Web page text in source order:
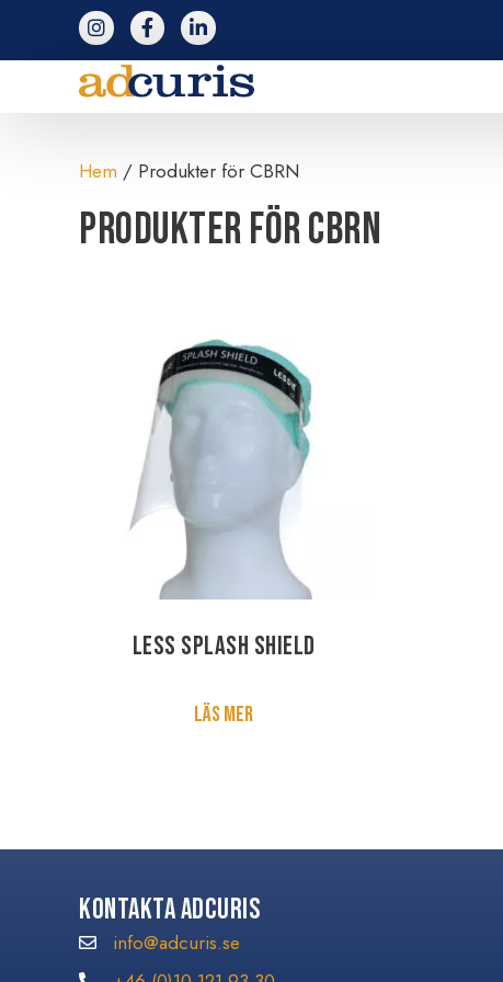
följ adcuris på instagram
följ adcuris på facebook
följ adcuris på linkedin
Hem / Produkter för CBRN
Produkter för CBRN
LESS Splash Shield
Läs mer
Kontakta Adcuris
info@adcuris.se
info@adcuris.se